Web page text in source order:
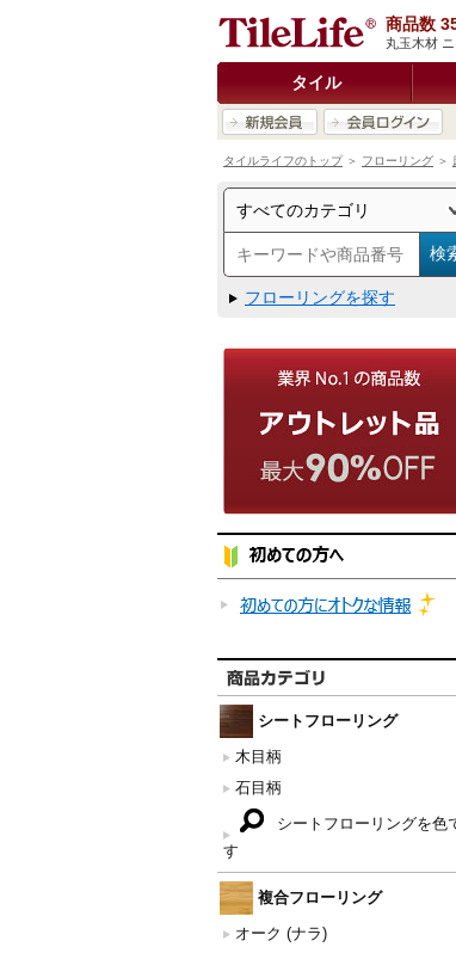
丸玉木材
商品数
タイル
タイルライフのトップ＞ フローリング ＞
フローリングを探す
シートフローリング
木目柄
石目柄
シートフローリングを色
す
複合フローリング
オーク (ナラ)